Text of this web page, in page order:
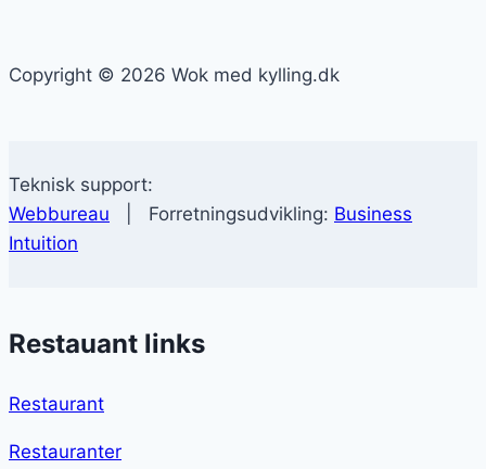
Copyright © 2026 Wok med kylling.dk
Teknisk support:
Webbureau | Forretningsudvikling: Business
Intuition
Restauant links
Restaurant
Restauranter